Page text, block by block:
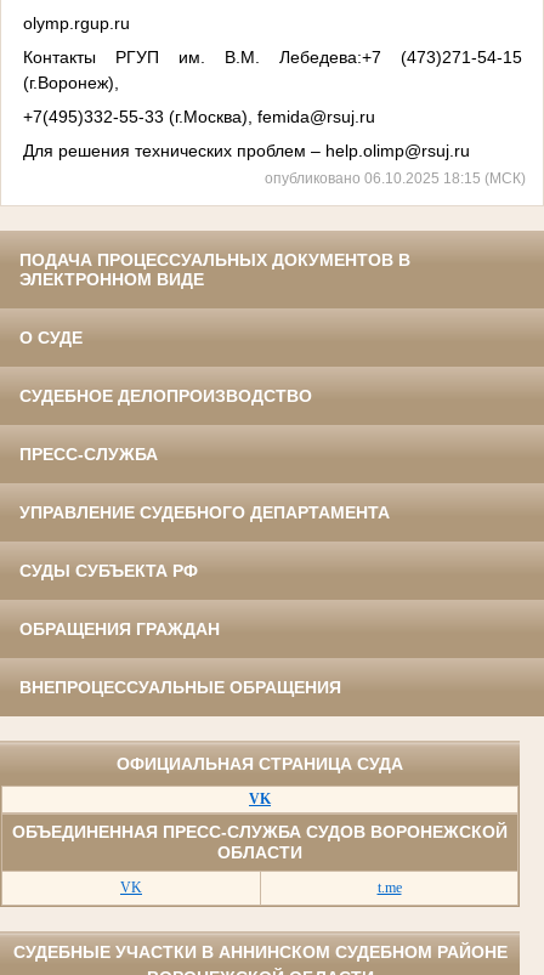
olymp.rgup.ru
Контакты РГУП им. В.М. Лебедева:+7 (473)271-54-15
(г.Воронеж),
+7(495)332-55-33 (г.Москва), femida@rsuj.ru
Для решения технических проблем – help.olimp@rsuj.ru
опубликовано 06.10.2025 18:15 (МСК)
ПОДАЧА ПРОЦЕССУАЛЬНЫХ ДОКУМЕНТОВ В
ЭЛЕКТРОННОМ ВИДЕ
О СУДЕ
СУДЕБНОЕ ДЕЛОПРОИЗВОДСТВО
ПРЕСС-СЛУЖБА
УПРАВЛЕНИЕ СУДЕБНОГО ДЕПАРТАМЕНТА
СУДЫ СУБЪЕКТА РФ
ОБРАЩЕНИЯ ГРАЖДАН
ВНЕПРОЦЕССУАЛЬНЫЕ ОБРАЩЕНИЯ
ОФИЦИАЛЬНАЯ СТРАНИЦА СУДА
VK
ОБЪЕДИНЕННАЯ ПРЕСС-СЛУЖБА СУДОВ ВОРОНЕЖСКОЙ
ОБЛАСТИ
VK t.me
СУДЕБНЫЕ УЧАСТКИ В АННИНСКОМ СУДЕБНОМ РАЙОНЕ